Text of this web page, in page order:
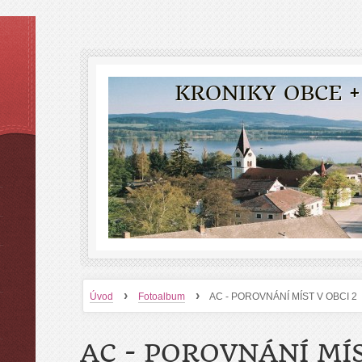
KRONIKY OBCE
Úvod › Fotoalbum › AC - POROVNÁNÍ MÍST V OBCI 2
AC - POROVNÁNÍ